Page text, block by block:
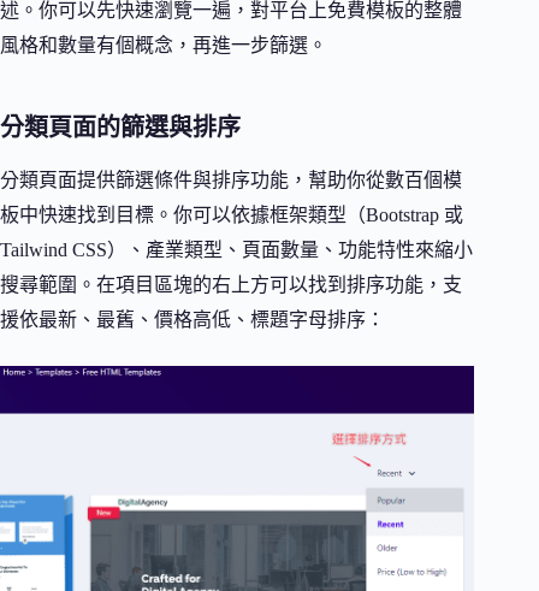
述。你可以先快速瀏覽一遍，對平台上免費模板的整體
風格和數量有個概念，再進一步篩選。
分類頁面的篩選與排序
分類頁面提供篩選條件與排序功能，幫助你從數百個模
板中快速找到目標。你可以依據框架類型（Bootstrap 或
Tailwind CSS）、產業類型、頁面數量、功能特性來縮小
搜尋範圍。在項目區塊的右上方可以找到排序功能，支
援依最新、最舊、價格高低、標題字母排序：